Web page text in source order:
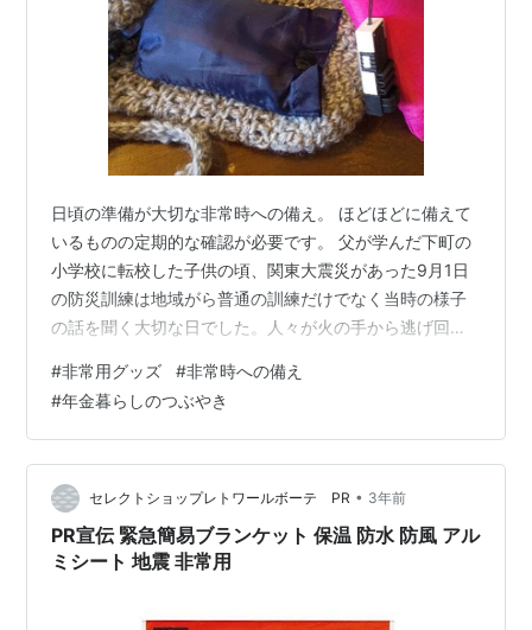
日頃の準備が大切な非常時への備え。 ほどほどに備えて
いるものの定期的な確認が必要です。 父が学んだ下町の
小学校に転校した子供の頃、関東大震災があった9月1日
の防災訓練は地域がら普通の訓練だけでなく当時の様子
の話を聞く大切な日でした。人々が火の手から逃げ回る
保 は命を守る必須条件と頭に叩き込んでいました。 今で
も地震があるとすぐさま玄関ドアを開けてしまいます。
寒い時など家族のブーイングは 確かにと思いますが、用
心にこしたことはありません。 さて用心にこしたことは
ない非常時への備えのチェックを今年もはじめましょう
😃 最初にお出かけネコから。 ❓️…
#非常用グッズ #非常時への備え
#年金暮らしのつぶやき
セレクトショップレトワールボーテ PR • 3年前
PR宣伝 緊急簡易ブランケット 保温 防水 防風 アル
ミシート 地震 非常用